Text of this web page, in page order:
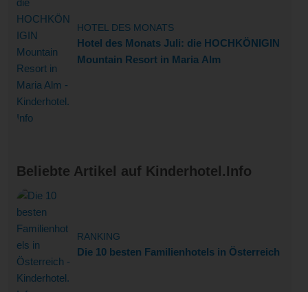
HOTEL DES MONATS
Hotel des Monats Juli: die HOCHKÖNIGIN
Mountain Resort in Maria Alm
Beliebte Artikel auf Kinderhotel.Info
RANKING
Die 10 besten Familienhotels in Österreich